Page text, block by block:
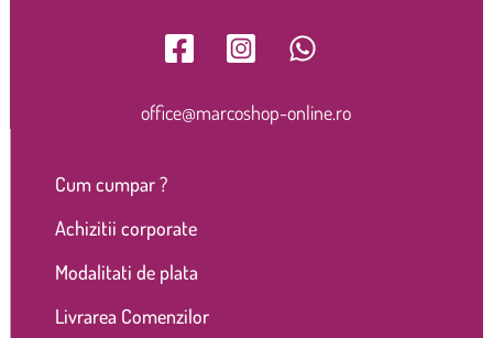
office@marcoshop-online.ro
Cum cumpar ?
Achizitii corporate
Modalitati de plata
Livrarea Comenzilor